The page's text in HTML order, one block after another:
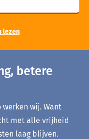
lezen
betere
wij. Want
met alle vrijheid
laag blijven.